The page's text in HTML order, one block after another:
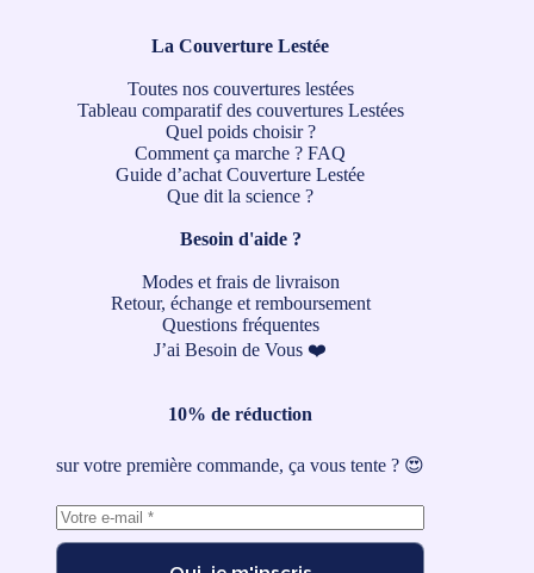
La Couverture Lestée
Toutes nos couvertures lestées
Tableau comparatif des couvertures Lestées
Quel poids choisir ?
Comment ça marche ? FAQ
Guide d’achat Couverture Lestée
Que dit la science ?
Besoin d'aide ?
Modes et frais de livraison
Retour, échange et remboursement
Questions fréquentes
J’ai Besoin de Vous ❤️
10% de réduction
sur votre première commande, ça vous tente ? 😍